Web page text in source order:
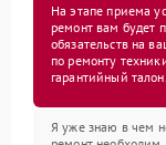
На этапе приема
ремонт вам будет
обязательств на
по ремонту
гарантийный талон.
Я уже знаю в чем